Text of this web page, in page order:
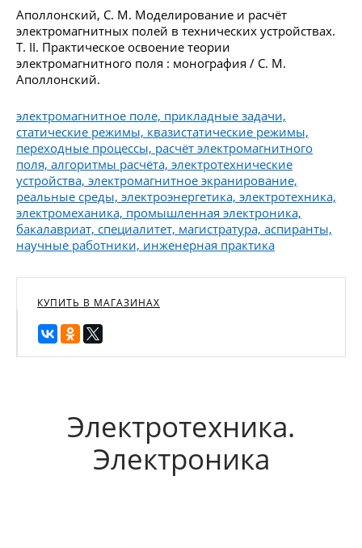
Аполлонский, С. М. Моделирование и расчёт
электромагнитных полей в технических устройствах.
Т. II. Практическое освоение теории
электромагнитного поля : монография / С. М.
Аполлонский.
электромагнитное поле, прикладные задачи,
статические режимы, квазистатические режимы,
переходные процессы, расчёт электромагнитного
поля, алгоритмы расчёта, электротехнические
устройства, электромагнитное экранирование,
реальные среды, электроэнергетика, электротехника,
электромеханика, промышленная электроника,
бакалавриат, специалитет, магистратура, аспиранты,
научные работники, инженерная практика
КУПИТЬ В МАГАЗИНАХ
Электротехника.
Электроника